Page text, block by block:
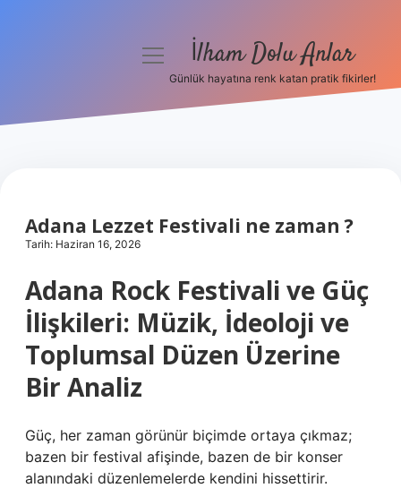
Hakkımızda
menüyü İlham Dolu Anlar
Günlük hayatına renk katan pratik fikirler!
Adana Lezzet Festivali ne zaman ?
Tarih: Haziran 16, 2026
Adana Rock Festivali ve Güç
İlişkileri: Müzik, İdeoloji ve
Toplumsal Düzen Üzerine
Bir Analiz
Güç, her zaman görünür biçimde ortaya çıkmaz;
bazen bir festival afişinde, bazen de bir konser
alanındaki düzenlemelerde kendini hissettirir.